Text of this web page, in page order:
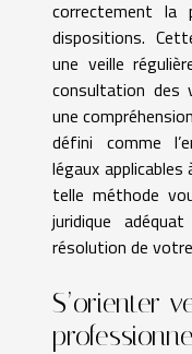
correctement la
dispositions.
une veille
consultation des
une
défini comme
légaux
telle méthode
juridique
résolution de
S’orienter